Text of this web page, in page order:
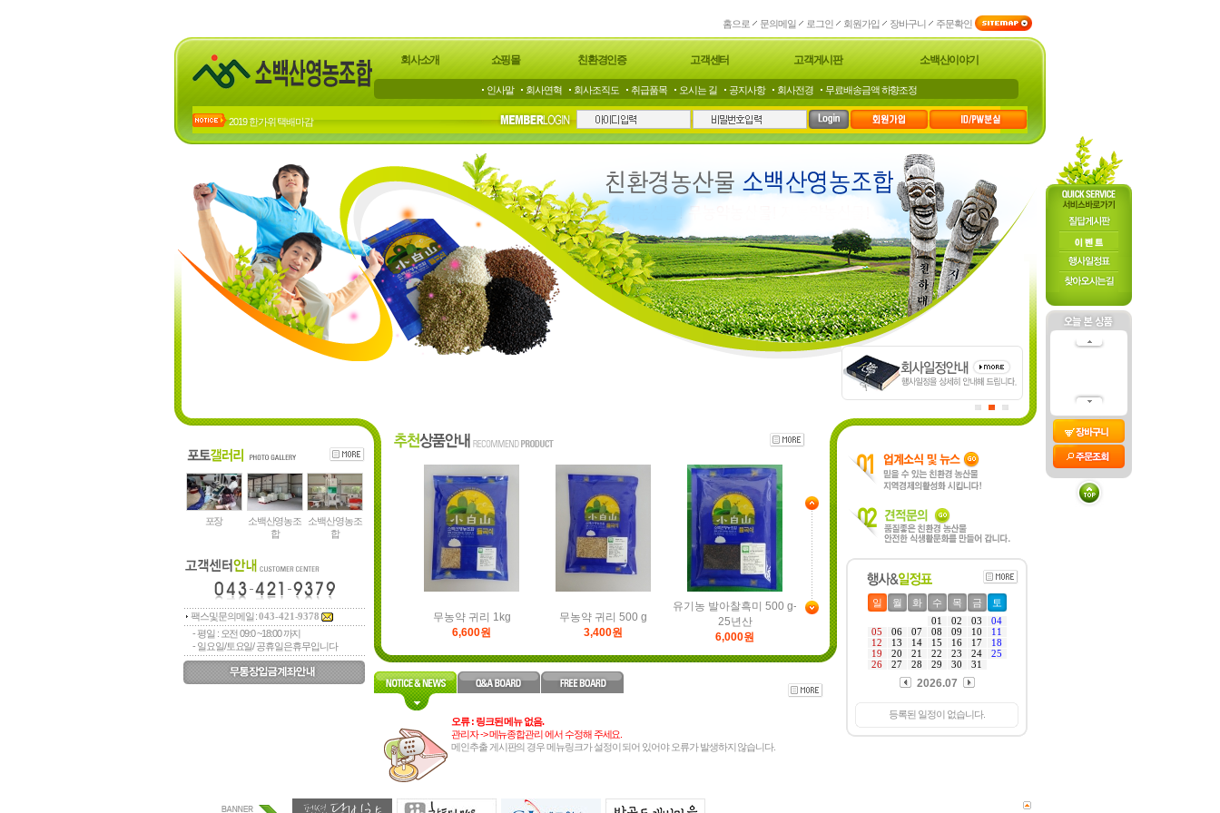
홈으로 문의메일 로그인 회원가입 장바구니 주문확인
회사소개 쇼핑몰 친환경인증 고객센터 고객게시판 소백산이야기
인사말 회사연혁 회사조직도 취급품목 오시는 길 공지사항 회사전경 무료배송금액 하향조정
2019 한가위 택배마감
2018년 한가위 배송 마감
22년 하계휴가 공지
20년 하계휴가공지
포장
소백산영농조
합
소백산영농조
합
팩스및문의메일 :043-421-9378
- 평일 : 오전 09:0 ~18:00 까지
- 일요일/토요일/ 공휴일은휴무입니다
무농약 조각콩5곡-1kg-25년
28,000원
무농약 통밀 500 g (25년산)
무농약 귀리 1kg
6,600원
무농약 귀리 500 g
3,400원
유기농 발아찰흑미 500 g-
25년산
6,000원
무농약 조각콩5곡-1kg-25년
년산
무농약 통밀 500 g (25년산)
오류 : 링크된 메뉴 없음.
관리자 -> 메뉴종합관리 에서 수정해 주세요.
메인추출 게시판의 경우 메뉴링크가 설정이 되어 있어야 오류가 발생하지 않습니다.
일 월 화 수 목 금
토
01
02 03
04
05
06 07 08 09 10
11
12
13 14 15 16 17
18
19
20 21 22 23 24
25
26
27 28 29 30 31
2026.07
등록된 일정이 없습니다.